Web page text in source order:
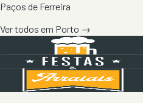
Paços de Ferreira
Ver todos em Porto →